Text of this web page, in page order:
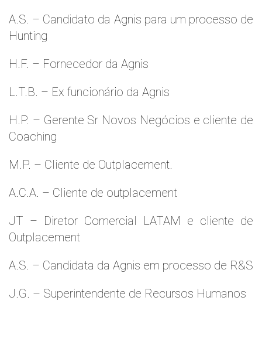
A.S. – Candidato da Agnis para um processo de
Hunting
H.F. – Fornecedor da Agnis
L.T.B. – Ex funcionário da Agnis
H.P. – Gerente Sr Novos Negócios e cliente de
Coaching
M.P. – Cliente de Outplacement.
A.C.A. – Cliente de outplacement
JT – Diretor Comercial LATAM e cliente de
Outplacement
A.S. – Candidata da Agnis em processo de R&S
J.G. – Superintendente de Recursos Humanos